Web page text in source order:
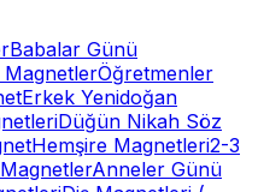
Babalar Günü
MagnetlerÖğretmenler
Erkek Yenidoğan
Düğün Nikah Söz
Hemşire Magnetleri2-3
Anneler Günü